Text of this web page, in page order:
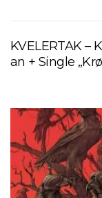
KVELERTAK –
an + Single